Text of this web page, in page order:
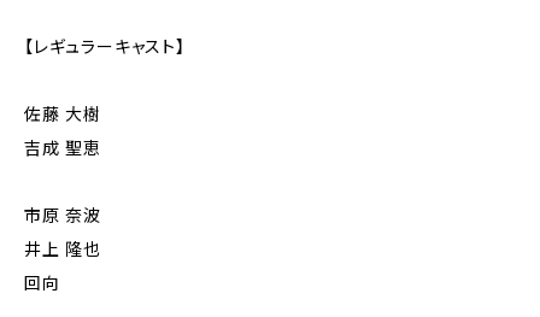
【レギュラーキャスト】
佐藤 大樹
吉成 聖恵
市原 奈波
井上 隆也
回向